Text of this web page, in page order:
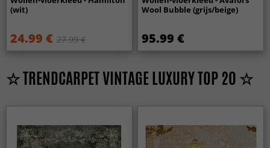
(wit)
24.99 € 27.99 €
Wool Bubble (grijs/beige)
95.99 €
☆ TRENDCARPET VINTAGE LUXURY TOP 20 ☆